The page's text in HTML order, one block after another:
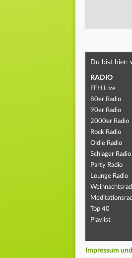
Du bist hier:
RADIO
FFH Live
80er Radio
90er Radio
2000er Radio
Rock Radio
Oldie Radio
Schlager Radio
Party Radio
Lounge Radio
Top 40
Playlist
Impressum